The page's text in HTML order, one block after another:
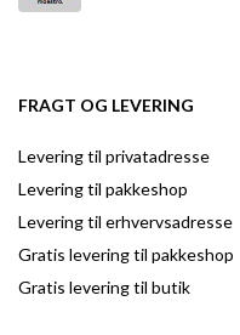
FRAGT OG LEVERING
Levering til privatadresse
Levering til pakkeshop
Levering til erhvervsadresse
Gratis levering til pakkeshop
Gratis levering til butik